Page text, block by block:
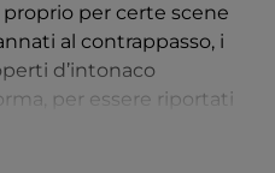
per certe scene
al contrappasso, i
d’intonaco
per essere riportati
visita ad altri luoghi